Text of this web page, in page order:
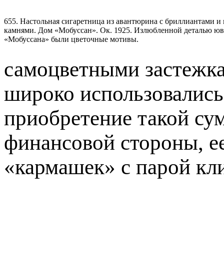
655. Настольная сигаретница из авантюрина с бриллиантами
камнями. Дом «Мобуссан». Ок. 1925. Излюбленной деталью
«Мобуссана» были цветочные мотивы.
самоцветными
широко
приобретение такой
финансовой стороны,
«кармашек» с парой